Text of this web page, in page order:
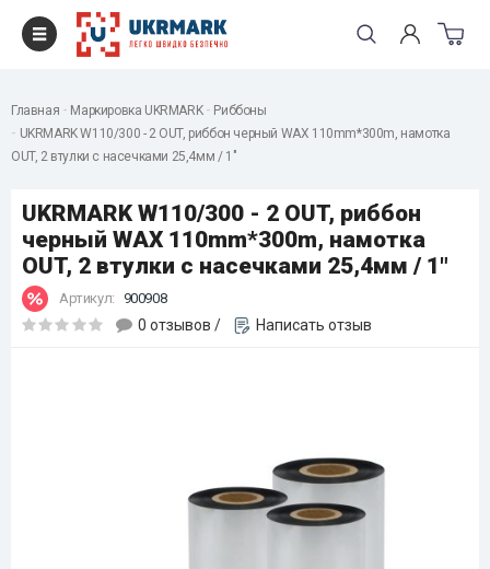
Главная Маркировка UKRMARK
Риббоны
UKRMARK W110/300 - 2 OUT, риббон черный WAX 110mm*300m, намотка
OUT, 2 втулки с насечками 25,4мм / 1"
UKRMARK W110/300 - 2 OUT, риббон
черный WAX 110mm*300m, намотка
OUT, 2 втулки с насечками 25,4мм / 1"
Артикул: 900908
0 отзывов / Написать отзыв